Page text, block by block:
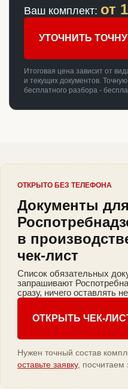
Ваш комплект: от
УТОЧНИТЬ
Итоговая цена зависит от
и текущих документов.
бесплатного разбора -
ОТКРЫТО БЕЗ ТЕЛЕФОНА
Документы
в
чек-лист
Список обязательных
запрашивают
сразу, ничего оставлять
ОТКРЫТЬ ЧЕК-
Нужен точный состав
оставьте заявку, посчитаем